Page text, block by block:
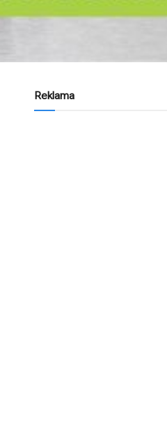
Reklama